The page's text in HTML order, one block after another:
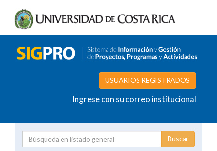
USUARIOS REGISTRADOS
Ingrese con su correo institucional